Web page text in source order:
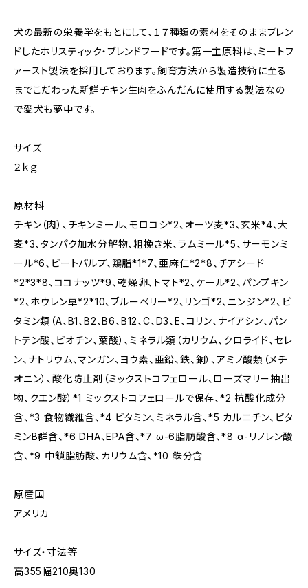
犬の最新の栄養学をもとにして、１７種類の素材をそのままブレン
ドしたホリスティック・ブレンドフードです。第一主原料は、ミートフ
ァースト製法を採用しております。飼育方法から製造技術に至る
までこだわった新鮮チキン生肉をふんだんに使用する製法なの
で愛犬も夢中です。
サイズ
２ｋｇ
原材料
チキン（肉）、チキンミール、モロコシ*2、オーツ麦*3、玄米*4、大
麦*3、タンパク加水分解物、粗挽き米、ラムミール*5、サーモンミ
ール*6、ビートパルプ、鶏脂*1*7、亜麻仁*2*8、チアシード
*2*3*8、ココナッツ*9、乾燥卵、トマト*2、ケール*2、パンプキン
*2、ホウレン草*2*10、ブルーベリー*2、リンゴ*2、ニンジン*2、ビ
タミン類（A、B1、B2、B6、B12、C、D3、E、コリン、ナイアシン、パン
トテン酸、ビオチン、葉酸）、ミネラル類（カリウム、クロライド、セレ
ン、ナトリウム、マンガン、ヨウ素、亜鉛、鉄、銅）、アミノ酸類（メチ
オニン）、酸化防止剤（ミックストコフェロール、ローズマリー抽出
物、クエン酸）*1 ミックストコフェロールで保存、*2 抗酸化成分
含、*3 食物繊維含、*4 ビタミン、ミネラル含、*5 カルニチン、ビタ
ミンB群含、*6 DHA、EPA含、*7 ω-6脂肪酸含、*8 α-リノレン酸
含、*9 中鎖脂肪酸、カリウム含、*10 鉄分含
原産国
アメリカ
サイズ・寸法等
高355幅210奥130